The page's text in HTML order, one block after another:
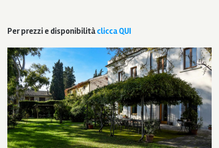
Per prezzi e disponibilitàclicca QUI